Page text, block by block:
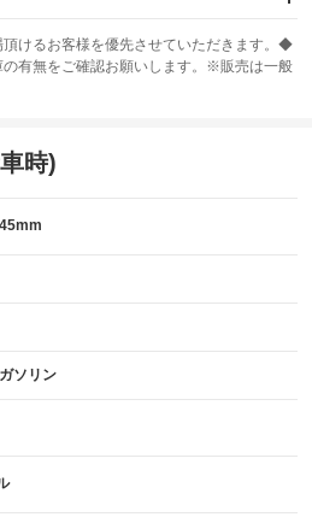
ABS
頂けるお客様を優先させていただきます。◆
有無をご確認お願いします。※販売は一般
時)
ソリン